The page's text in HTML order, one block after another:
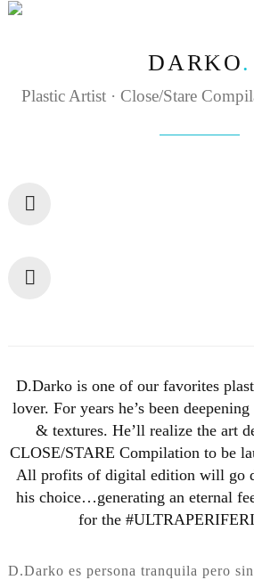
DARKO
Plastic Artist · Close/Stare
D.Darko is one of our favorites
lover. For years he’s been
& textures. He’ll realize the art
CLOSE/STARE Compilation to be
All profits of digital edition will go
his choice…generating an eternal
for the
D.Darko es persona tranquila pero